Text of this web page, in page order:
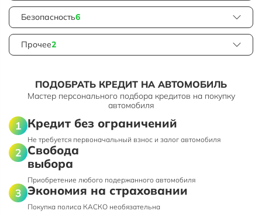
Безопасность6
Прочее2
ПОДОБРАТЬ КРЕДИТ НА АВТОМОБИЛЬ
Мастер персонального подбора кредитов на покупку
автомобиля
Кредит без ограничений
Не требуется первоначальный взнос и залог автомобиля
Свобода
выбора
Приобретение любого подержанного автомобиля
Экономия на страховании
Покупка полиса КАСКО необязательна